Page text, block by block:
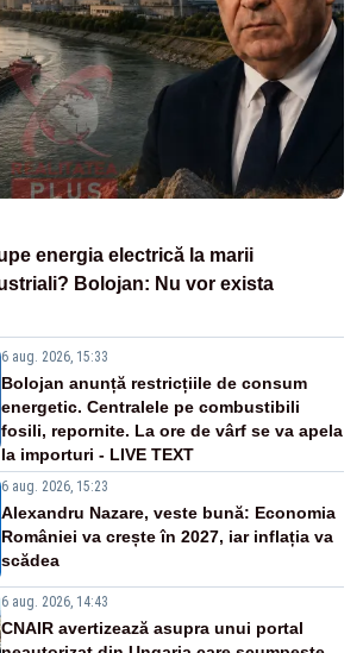
energia electrică la marii
Bolojan: Nu vor exista
6 aug. 2026, 15:33
Bolojan anunță restricțiile de consum
energetic. Centralele pe combustibili
fosili, repornite. La ore de vârf se va apela
la importuri - LIVE TEXT
6 aug. 2026, 15:23
Alexandru Nazare, veste bună: Economia
României va crește în 2027, iar inflația va
scădea
6 aug. 2026, 14:43
CNAIR avertizează asupra unui portal